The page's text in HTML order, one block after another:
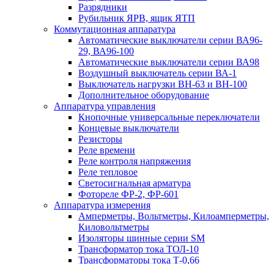
Разрядники
Рубильник ЯРВ, ящик ЯТП
Коммутационная аппаратура
Автоматические выключатели серии ВА96-
29, ВА96-100
Автоматические выключатели серии ВА98
Воздушный выключатель серии ВА-1
Выключатель нагрузки ВН-63 и ВН-100
Дополнительное оборудование
Аппаратура управления
Кнопочные универсальные переключатели
Концевые выключатели
Резисторы
Реле времени
Реле контроля напряжения
Реле тепловое
Светосигнальная арматура
Фотореле ФР-2, ФР-601
Аппаратура измерения
Амперметры, Вольтметры, Килоамперметры,
Киловольтметры
Изоляторы шинные серии SM
Трансформатор тока ТОЛ-10
Трансформаторы тока Т-0,66